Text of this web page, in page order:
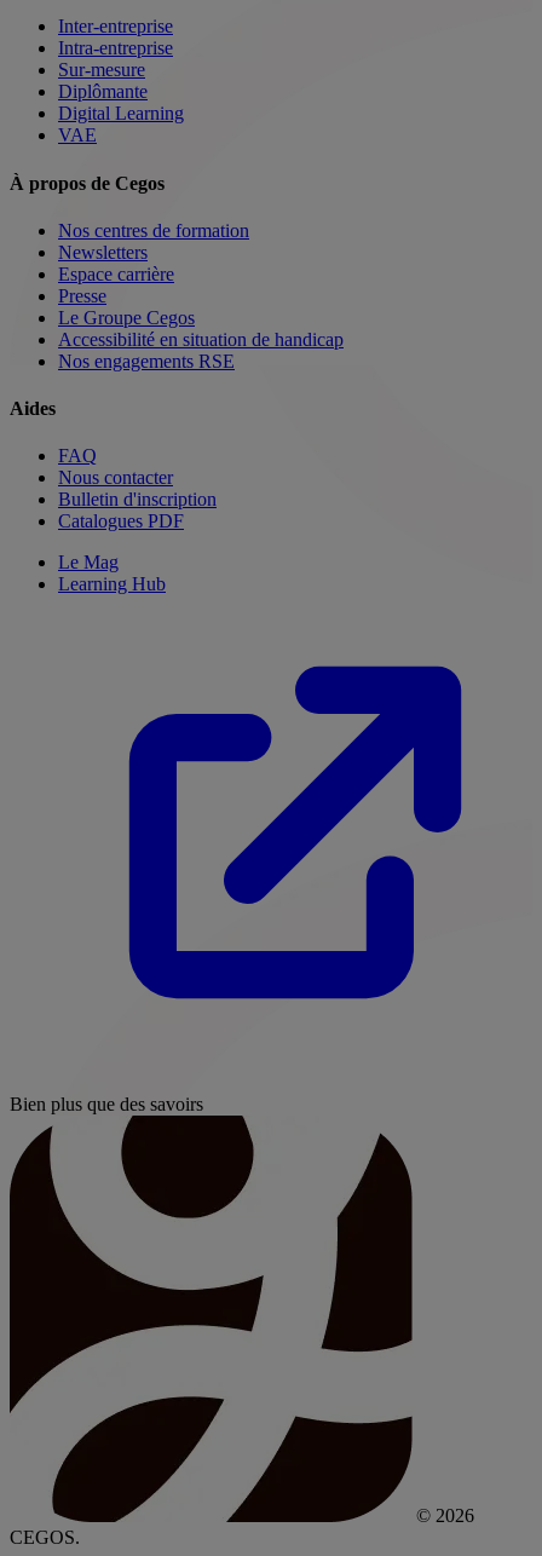
Inter-entreprise
Intra-entreprise
Sur-mesure
Diplômante
Digital Learning
VAE
À propos de Cegos
Nos centres de formation
Newsletters
Espace carrière
Presse
Le Groupe Cegos
Accessibilité en situation de handicap
Nos engagements RSE
Aides
FAQ
Nous contacter
Bulletin d'inscription
Catalogues PDF
Le Mag
Learning Hub
Bien plus que des savoirs
© 2026
CEGOS.